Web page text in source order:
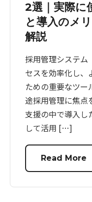
2選｜実際に
と導入のメ
解説
採用管理システム
セスを効率化し、
ための重要なツー
途採用管理に焦点
支援の中で導入し
して活用 […]
Read More